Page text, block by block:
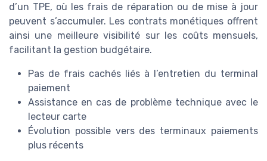
d’un TPE, où les frais de réparation ou de mise à jour
peuvent s’accumuler. Les contrats monétiques offrent
ainsi une meilleure visibilité sur les coûts mensuels,
facilitant la gestion budgétaire.
Pas de frais cachés liés à l’entretien du terminal
paiement
Assistance en cas de problème technique avec le
lecteur carte
Évolution possible vers des terminaux paiements
plus récents